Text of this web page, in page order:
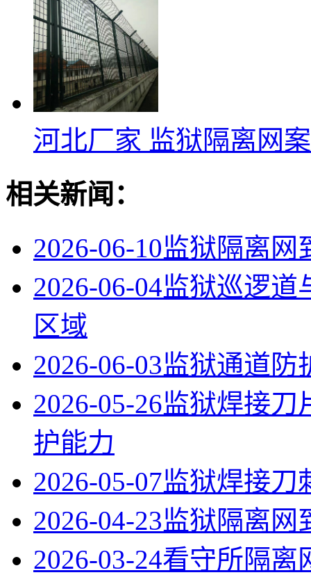
河北厂家 监狱隔离网
相关新闻：
2026-06-10监狱隔离网
2026-06-04监狱巡逻道
区域
2026-06-03监狱通道防
2026-05-26监狱焊接刀
护能力
2026-05-07监狱焊接刀
2026-04-23监狱隔离网
2026-03-24看守所隔离